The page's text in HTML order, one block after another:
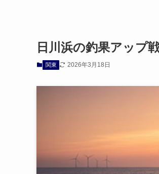
日川浜の釣果アップ
関東 2026年3月18日